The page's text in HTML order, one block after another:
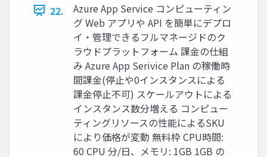
22.
Azure App Service コンピューティン
グ Web アプリや API を簡単にデプロ
イ・管理できるフルマネージドのク
ラウドプラットフォーム 課金の仕組
み Azure App Serivice Plan の稼働時
間課金(停止や0インスタンスによる
課金停止不可) スケールアウトによる
インスタンス数分増える コンピュー
ティングリソースの性能によるSKU
により価格が変動 無料枠 CPU時間:
60 CPU 分/日、メモリ: 1GB 1GB の